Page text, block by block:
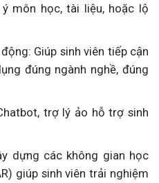
môn học, tài liệu, hoặc lộ
Giúp sinh viên tiếp cận
đúng ngành nghề, đúng
trợ lý ảo hỗ trợ sinh
dựng các không gian học
giúp sinh viên trải nghiệm